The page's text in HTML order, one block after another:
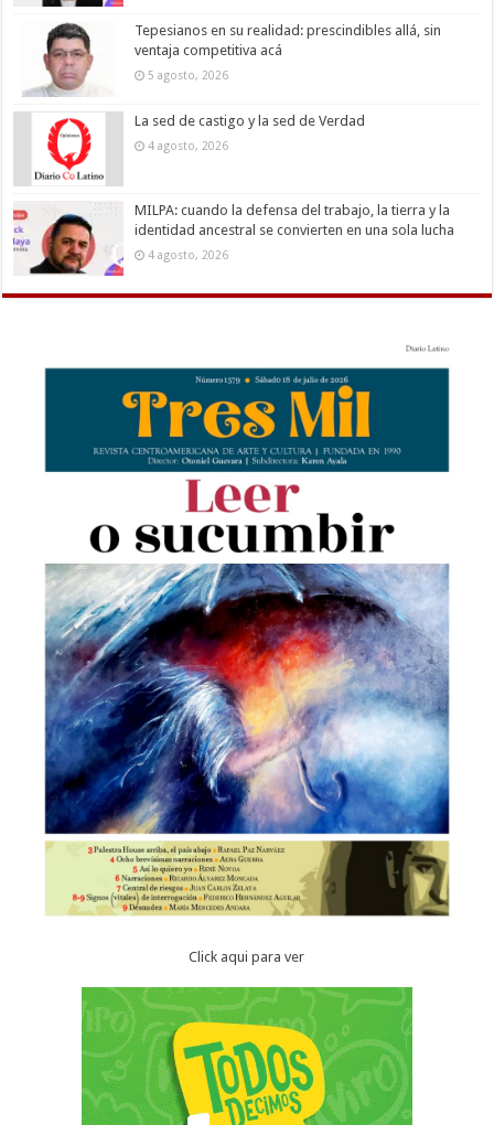
Tepesianos en su realidad: prescindibles allá, sin
ventaja competitiva acá
5 agosto, 2026
La sed de castigo y la sed de Verdad
4 agosto, 2026
MILPA: cuando la defensa del trabajo, la tierra y la
identidad ancestral se convierten en una sola lucha
4 agosto, 2026
Click aqui para ver